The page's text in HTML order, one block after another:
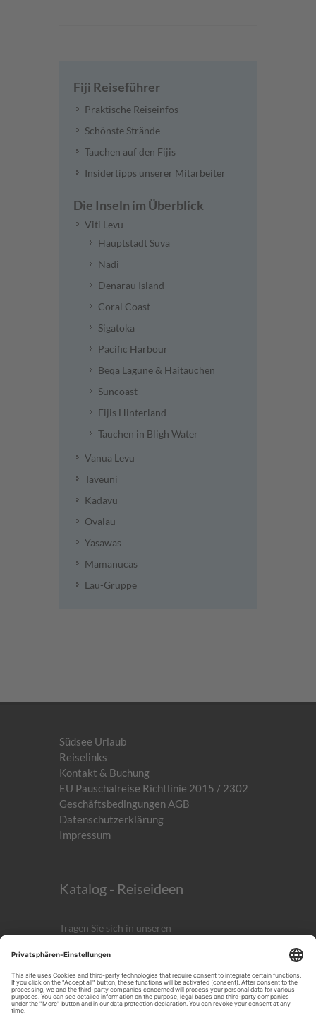
Fiji Reiseführer
Praktische Reiseinfos
Schönste Strände
Tauchen auf den Fijis
Insidertipps unserer Mitarbeiter
Die Inseln im Überblick
Viti Levu
Hauptstadt Suva
Nadi
Denarau Island
Coral Coast
Sigatoka
Pacific Harbour
Beqa Lagune & Haitauchen
Suncoast
Fijis Hinterland
Tauchen in Bligh Water
Vanua Levu
Taveuni
Kadavu
Ovalau
Yasawas
Mamanucas
Lau-Gruppe
Südsee Urlaub
Reiselinks
Kontakt & Buchung
EU Pauschalreise Richtlinie 2015 / 2302
Geschäftsbedingungen AGB
Datenschutzerklärung
Impressum
Katalog - Reiseideen
Tragen Sie sich in unseren
ICH AKZEPTIERST DIE
DATENSCHUTZERKLÄRUNG.